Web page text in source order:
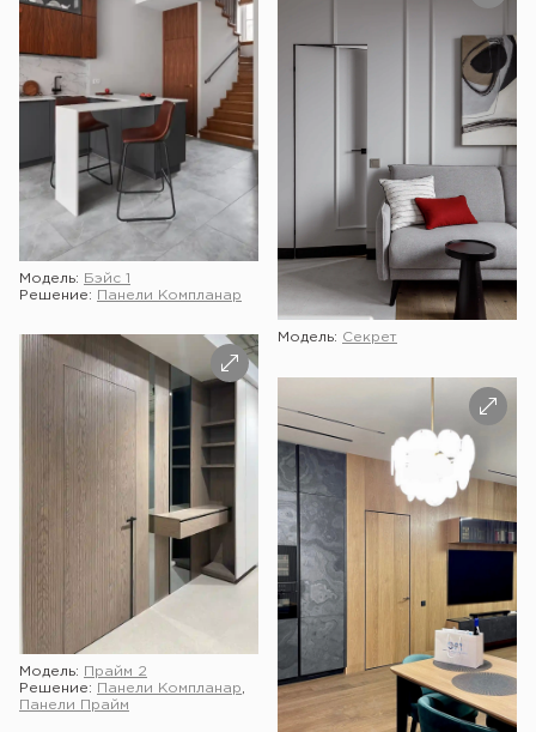
Модель:
Бэйс 1
Решение:
Панели Компланар
Модель: Секрет
Модель:
Прайм 2
Решение:
Панели Компланар
Панели Прайм